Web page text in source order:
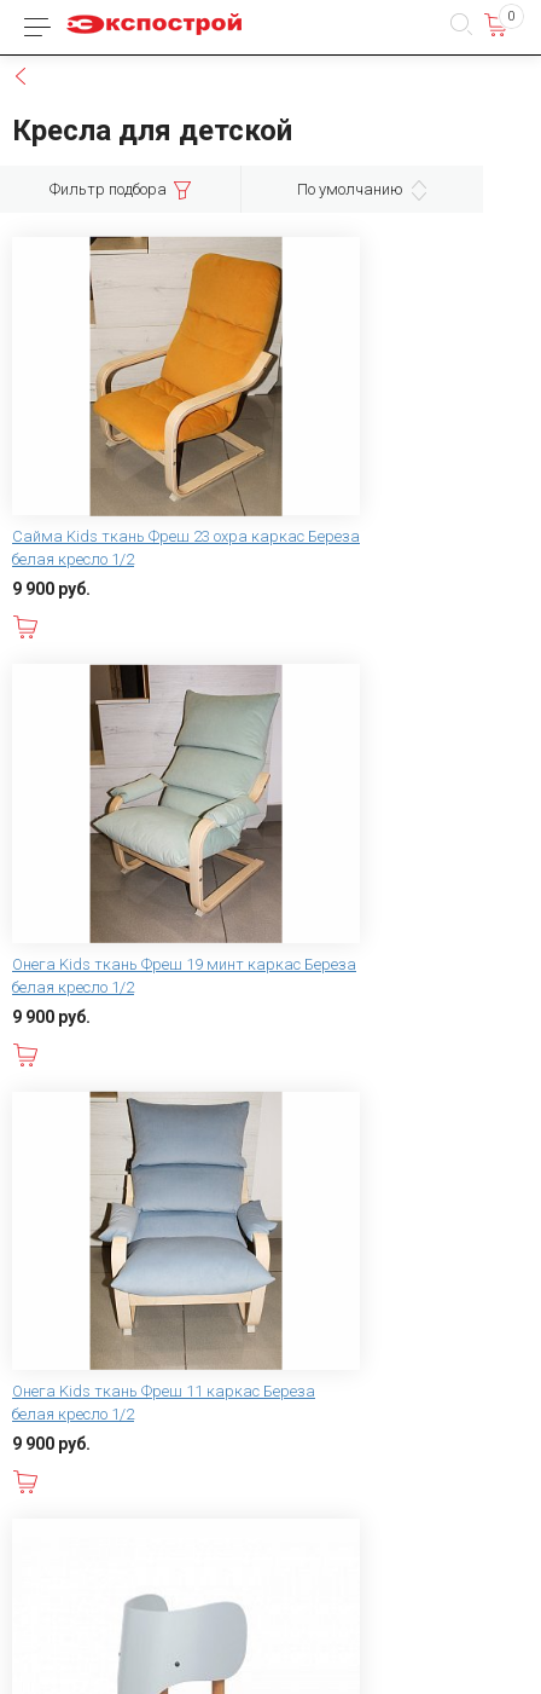
Каталог товаров 0
Кресла для детской
Фильтр подбора По умолчанию
Сайма Kids ткань Фреш 23 охра каркас Береза
белая кресло 1/2
9 900 руб.
Онега Kids ткань Фреш 19 минт каркас Береза
белая кресло 1/2
9 900 руб.
Онега Kids ткань Фреш 11 каркас Береза
белая кресло 1/2
9 900 руб.